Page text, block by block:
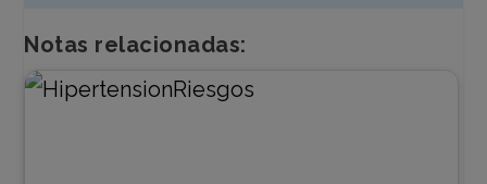
Notas relacionadas: